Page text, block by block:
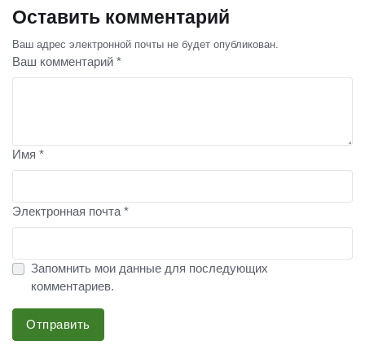
Оставить комментарий
Ваш адрес электронной почты не будет опубликован.
Ваш комментарий *
Имя *
Электронная почта *
Запомнить мои данные для последующих
комментариев.
Отправить